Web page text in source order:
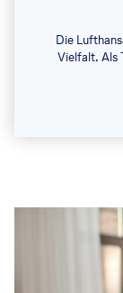
Die
Vielfalt. Als